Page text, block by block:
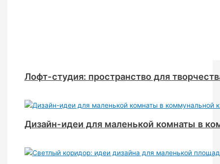
Лофт-студия: пространство для
Дизайн-идеи для маленькой комнаты в